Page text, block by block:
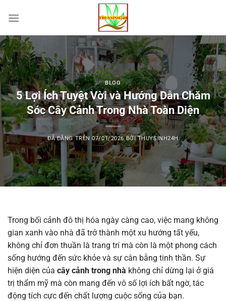
đến
dung
BLOG
5 Lợi Ích Tuyệt Vời và Hướng Dẫn Chăm
Sóc Cây Cảnh Trong Nhà Toàn Diện
ĐÃ ĐĂNG TRÊN07/01/2026 BỞITHUYSINH24H
Trong bối cảnh đô thị hóa ngày càng cao, việc mang không
gian xanh vào nhà đã trở thành một xu hướng tất yếu,
không chỉ đơn thuần là trang trí mà còn là một phong cách
sống hướng đến sức khỏe và sự cân bằng tinh thần. Sự
hiện diện của cây cảnh trong nhà không chỉ dừng lại ở giá
trị thẩm mỹ mà còn mang đến vô số lợi ích bất ngờ, tác
động tích cực đến chất lượng cuộc sống của bạn.